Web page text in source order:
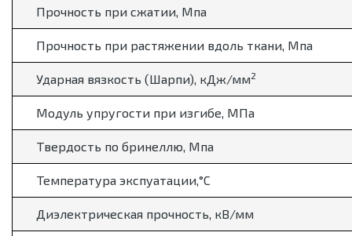
Прочность при сжатии, Мпа
Прочность при растяжении вдоль ткани, Мпа
Ударная вязкость (Шарпи), кДж/мм2
Модуль упругости при изгибе, МПа
Твердость по бринеллю, Мпа
Температура экспуатации,°С
Диэлектрическая прочность, кВ/мм